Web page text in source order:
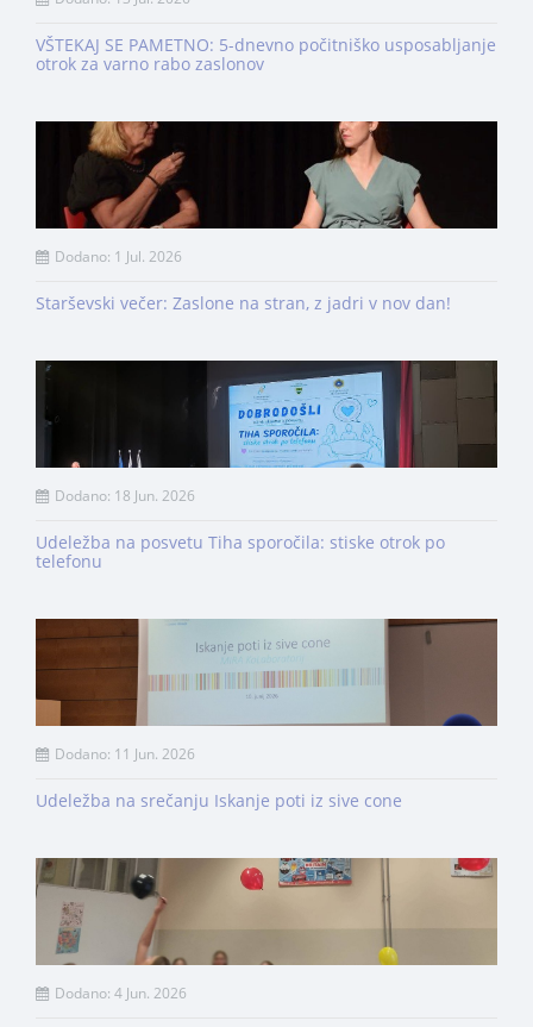
VŠTEKAJ SE PAMETNO: 5-dnevno počitniško usposabljanje
otrok za varno rabo zaslonov
Dodano: 1 Jul. 2026
Starševski večer: Zaslone na stran, z jadri v nov dan!
Dodano: 18 Jun. 2026
Udeležba na posvetu Tiha sporočila: stiske otrok po
telefonu
Dodano: 11 Jun. 2026
Udeležba na srečanju Iskanje poti iz sive cone
Dodano: 4 Jun. 2026